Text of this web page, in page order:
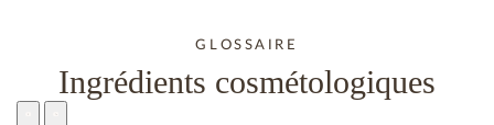
GLOSSAIRE
Ingrédients cosmétologiques